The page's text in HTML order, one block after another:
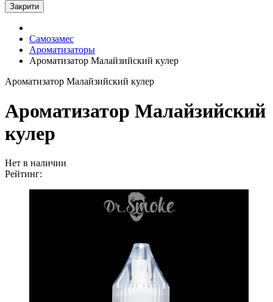
Закрити
Самозамес
Ароматизаторы
Ароматизатор Малайзийский кулер
Ароматизатор Малайзийский кулер
Ароматизатор Малайзийский
кулер
Нет в наличии
Рейтинг: